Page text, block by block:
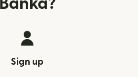
Banka?
Sign up